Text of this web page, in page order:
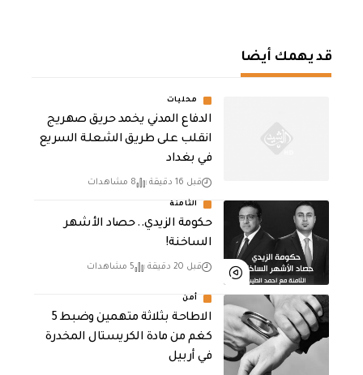
قد يهمك أيضا
محليات
الدفاع المدني يخمد حريق صهريج
انقلب على طريق الشعلة السريع
في بغداد
قبل 16 دقيقة 8 مشاهدات
الثامنة
حكومة الزيدي.. حصاد الأشهر
الساخنة!
قبل 20 دقيقة 5 مشاهدات
أمن
الاطاحة بثلاثة متهمين وضبط 5
كغم من مادة الكريستال المخدرة ​
في أربيل